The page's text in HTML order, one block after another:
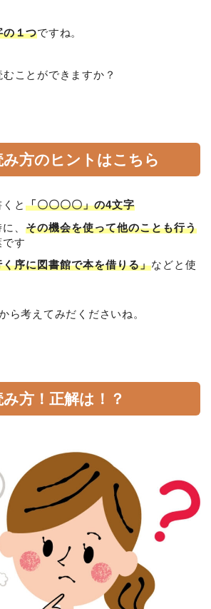
の１つですね。
ことができますか？
み方のヒントはこちら
と 「〇〇〇〇」の4文字
、 その機会を使って他のことも行う
す
序に図書館で本を借りる」などと使
ら考えてみだくださいね。
み方！正解は！？